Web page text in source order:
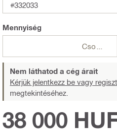
#332033
Mennyiség
Nem láthatod a cég árait
Kérjük jelentkezz be vagy
megtekintéséhez.
38 000